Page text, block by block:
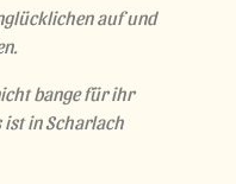
auf und
bange für ihr
ist in Scharlach